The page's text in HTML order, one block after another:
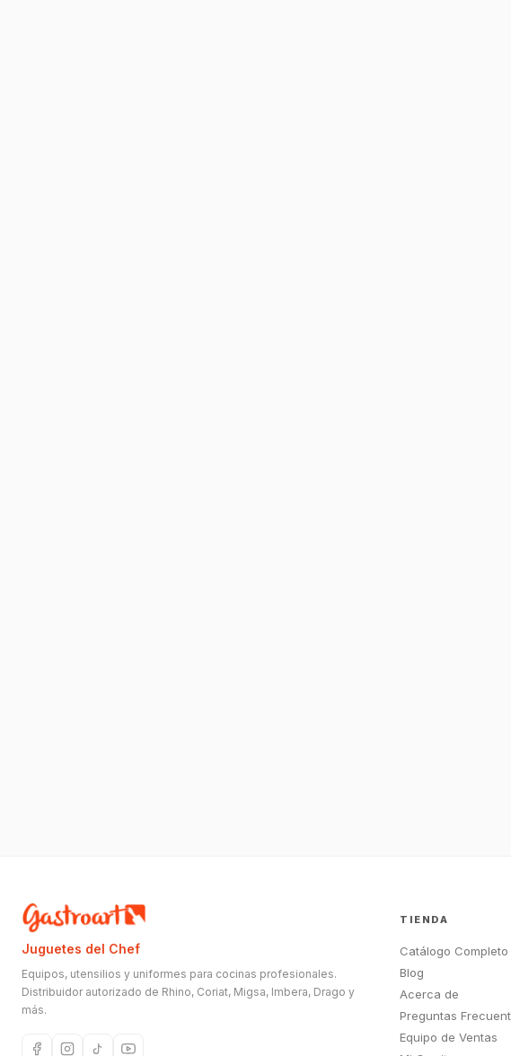
Juguetes del Chef
Equipos, utensilios y uniformes para cocinas profesionales.
Distribuidor autorizado de Rhino, Coriat, Migsa, Imbera, Drago y
más.
TIENDA
Catálogo Completo
Blog
Acerca de
Preguntas
Equipo de Ventas